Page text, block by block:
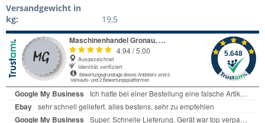
Versandgewicht in
kg:
19,5